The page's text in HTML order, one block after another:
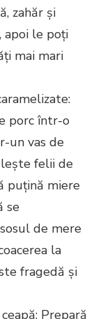
zahăr și
apoi le poți
mai mari
porc într-o
un vas de
felii de
puțină miere
se
de mere
la
fragedă și
Prepară